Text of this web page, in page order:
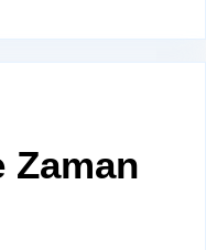
Zaman